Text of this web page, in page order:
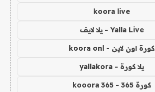
koora live
Yalla Live - يلا لايف
كورة اون لاين - koora onl
يلا كورة - yallakora
كورة 365 - kooora 365